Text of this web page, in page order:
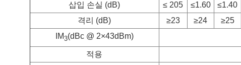
삽입 손실 (dB)
≤ 205 ≤1.60 ≤1.40
격리 (dB)
≥23 ≥24 ≥25
IM3(dBc @ 2×43dBm)
적용